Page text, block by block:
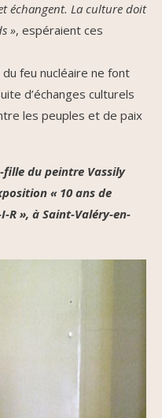
échangent. La culture doit
», espéraient ces
feu nucléaire ne font
d’échanges culturels
les peuples et de paix
du peintre Vassily
« 10 ans de
R », à Saint-Valéry-en-